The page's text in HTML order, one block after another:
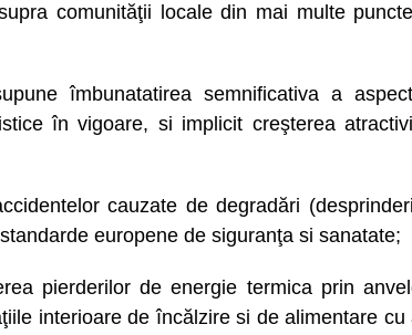
comunităţii locale din mai multe
îmbunatatirea semnificativa a
în vigoare, si implicit creşterea
cauzate de degradări
europene de siguranţa si sanatate;
pierderilor de energie termica prin
interioare de încălzire si de alimentare cu